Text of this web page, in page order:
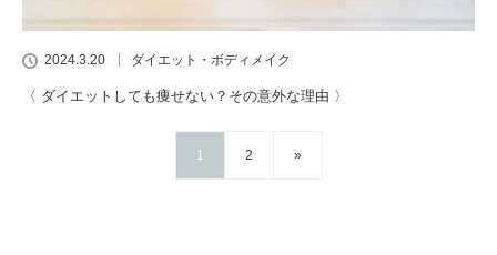
2024.3.20 ダイエット・ボディメイク
〈 ダイエットしても痩せない？その意外な理由 〉
1 2 »